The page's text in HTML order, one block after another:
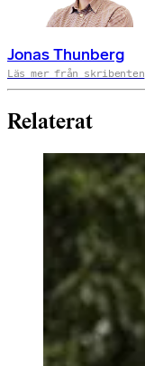
Jonas Thunberg
Läs mer från skribenten
Relaterat